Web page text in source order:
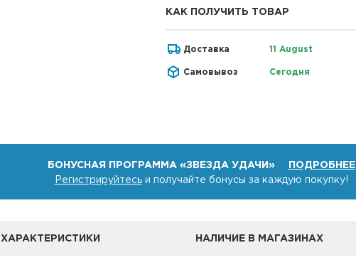
КАК ПОЛУЧИТЬ ТОВАР
Доставка 11 August
Самовывоз Сегодня
БОНУСНАЯ ПРОГРАММА «ЗВЕЗДА УДАЧИ»
ПОДРОБНЕЕ
Регистрируйтесьи получайте бонусы за каждую покупку!
ХАРАКТЕРИСТИКИ НАЛИЧИЕ В МАГАЗИНАХ